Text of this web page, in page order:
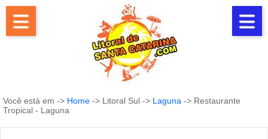
Você está em -> Home -> Litoral Sul -> Laguna -> Restaurante
Tropical - Laguna